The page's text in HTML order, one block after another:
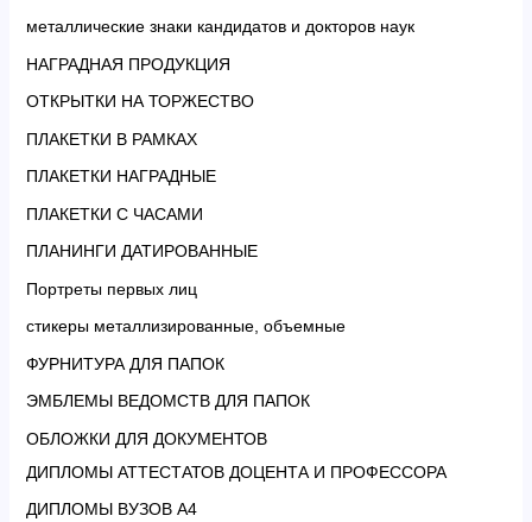
металлические знаки кандидатов и докторов наук
НАГРАДНАЯ ПРОДУКЦИЯ
ОТКРЫТКИ НА ТОРЖЕСТВО
ПЛАКЕТКИ В РАМКАХ
ПЛАКЕТКИ НАГРАДНЫЕ
ПЛАКЕТКИ С ЧАСАМИ
ПЛАНИНГИ ДАТИРОВАННЫЕ
Портреты первых лиц
стикеры металлизированные, объемные
ФУРНИТУРА ДЛЯ ПАПОК
ЭМБЛЕМЫ ВЕДОМСТВ ДЛЯ ПАПОК
ОБЛОЖКИ ДЛЯ ДОКУМЕНТОВ
ДИПЛОМЫ АТТЕСТАТОВ ДОЦЕНТА И ПРОФЕССОРА
ДИПЛОМЫ ВУЗОВ А4